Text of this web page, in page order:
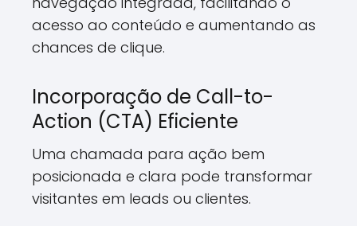
acesso ao conteúdo e aumentando as
chances de clique.
Incorporação de Call-to-
Action (CTA) Eficiente
Uma chamada para ação bem
posicionada e clara pode transformar
visitantes em leads ou clientes.